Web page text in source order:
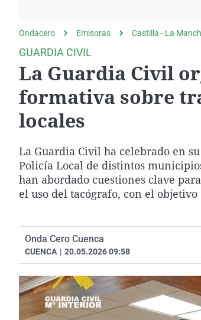
Operación
Negra
Ondacero Emisoras Castilla - La
GUARDIA CIVIL
La Guardia Civil
formativa sobre
locales
La Guardia Civil ha celebrado en
Policía Local de distintos
han abordado cuestiones clave
el uso del tacógrafo, con el
Onda Cero Cuenca
CUENCA | 20.05.2026 09:58